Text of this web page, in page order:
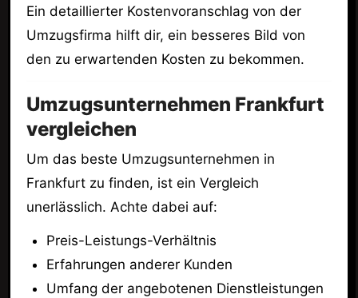
Ein detaillierter Kostenvoranschlag von der
Umzugsfirma hilft dir, ein besseres Bild von
den zu erwartenden Kosten zu bekommen.
Umzugsunternehmen Frankfurt
vergleichen
Um das beste Umzugsunternehmen in
Frankfurt zu finden, ist ein Vergleich
unerlässlich. Achte dabei auf:
Preis-Leistungs-Verhältnis
Erfahrungen anderer Kunden
Umfang der angebotenen Dienstleistungen